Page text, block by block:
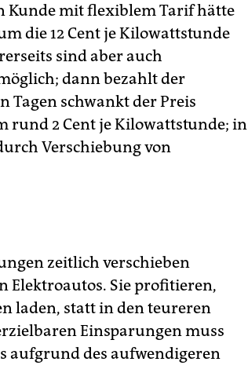
Kunde mit flexiblem Tarif hätte
die 12 Cent je Kilowattstunde
sind aber auch
dann bezahlt der
Tagen schwankt der Preis
rund 2 Cent je Kilowattstunde; in
Verschiebung von
zeitlich verschieben
Elektroautos. Sie profitieren,
laden, statt in den teureren
Einsparungen muss
aufgrund des aufwendigeren